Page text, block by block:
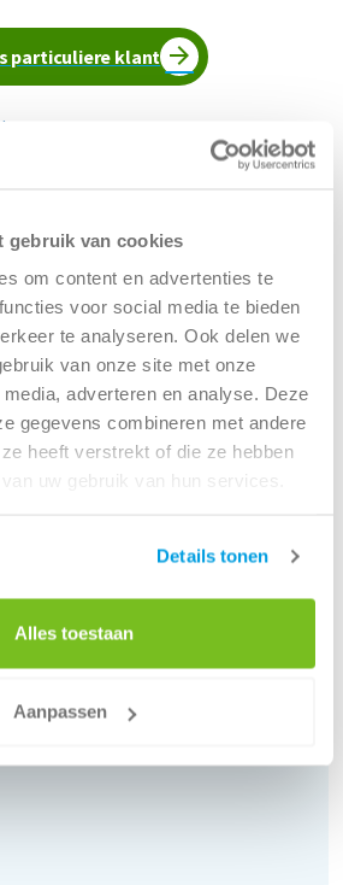
gebruik van cookies
om content en advertenties te
voor social media te bieden
te analyseren. Ook delen we
van onze site met onze
adverteren en analyse. Deze
gegevens combineren met andere
heeft verstrekt of die ze hebben
uw gebruik van hun services.
Details tonen
Alles toestaan
Aanpassen
particuliere klant
Renewi vestiging
07:00 - 17:00